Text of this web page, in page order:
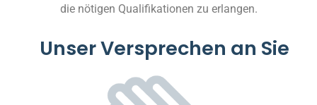
die nötigen Qualifikationen zu erlangen.
Unser Versprechen an Sie